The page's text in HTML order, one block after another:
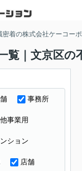
着の株式会社ケーコー
覧｜文京区
事務所
事業用
ション
店舗